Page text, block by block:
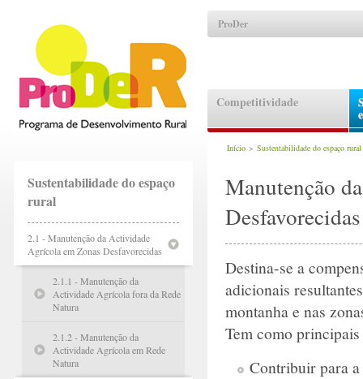
ProDer
Competitividade
Sustentabilidade do espaço
rural
2.1 - Manutenção da Actividade
Agrícola em Zonas Desfavorecidas
2.1.1 - Manutenção da
Actividade Agrícola fora da Rede
Natura
2.1.2 - Manutenção da
Actividade Agrícola em Rede
Natura
Início > Sustentabilidade do espaço rural
Manutenção
Desfavorecidas
Destina-se a
adicionais
montanha e nas
Tem como
Contribuir para